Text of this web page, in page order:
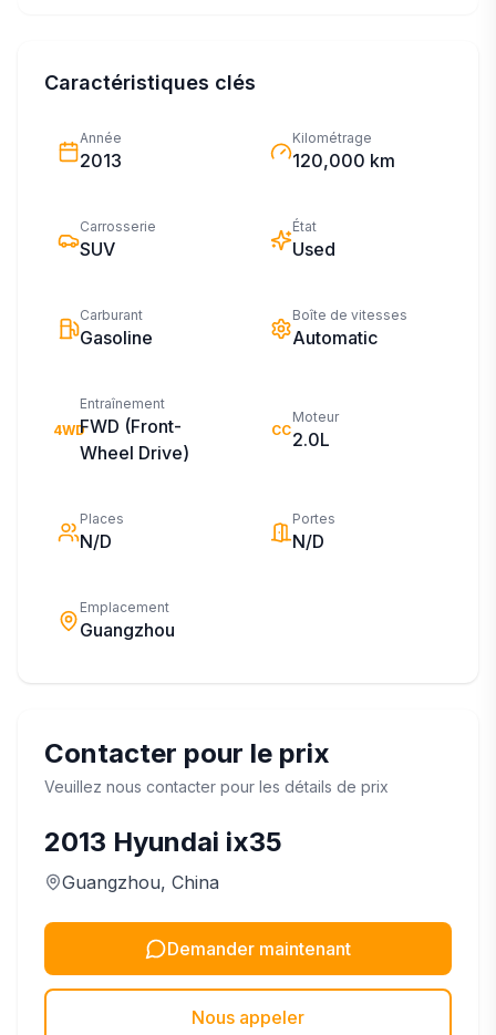
Caractéristiques clés
Année
2013
Kilométrage
120,000 km
Carrosserie
SUV
État
Used
Carburant
Gasoline
Boîte de vitesses
Automatic
4WD
Entraînement
FWD (Front-
Wheel Drive)
CC
Moteur
2.0L
Places
N/D
Portes
N/D
Emplacement
Guangzhou
Contacter pour le prix
Veuillez nous contacter pour les détails de prix
2013 Hyundai ix35
Guangzhou, China
Demander maintenant
Nous appeler